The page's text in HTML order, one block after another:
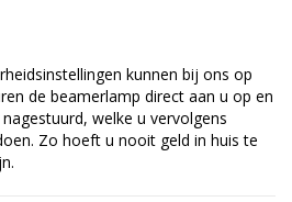
kunnen bij ons op
de beamerlamp direct aan u op en
welke u vervolgens
Zo hoeft u nooit geld in huis te